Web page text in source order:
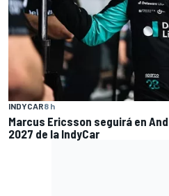
INDYCAR8 h
Marcus Ericsson seguirá en
2027 de la IndyCar